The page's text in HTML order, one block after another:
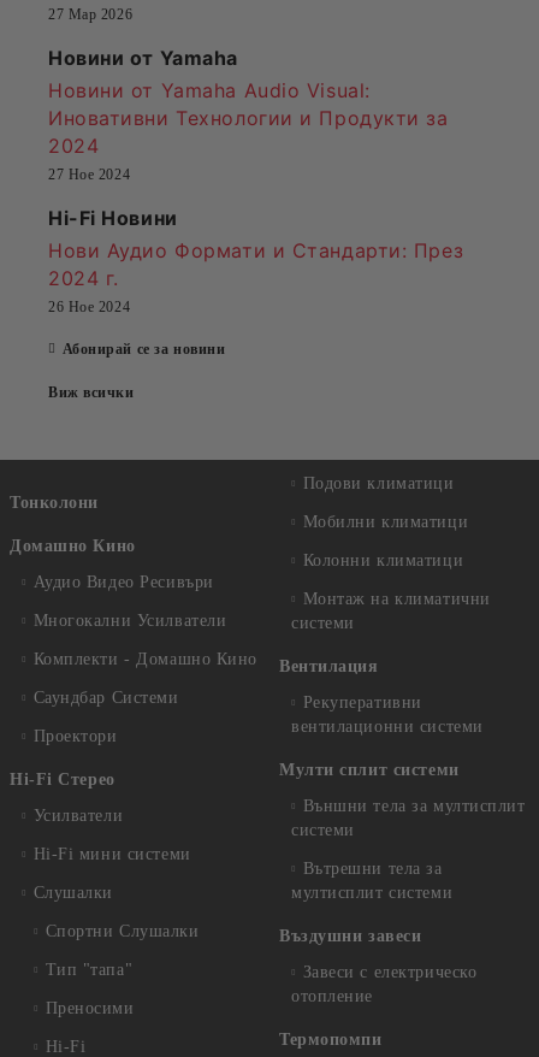
27 Мар 2026
Новини от Yamaha
Новини от Yamaha Audio Visual:
Иновативни Технологии и Продукти за
2024
27 Ное 2024
Hi-Fi Новини
Нови Аудио Формати и Стандарти: През
2024 г.
26 Ное 2024
Абонирай се за новини
Виж всички
Тонколони
Домашно Кино
Аудио Видео Рeсивъри
Многокални Усилватели
Комплекти - Домашно Кино
Саундбар Системи
Проектори
Hi-Fi Стерео
Усилватели
Hi-Fi мини системи
Слушалки
Спортни Слушалки
Тип "тапа"
Преносими
Hi-Fi
Подови климатици
Мобилни климатици
Колонни климатици
Монтаж на климатични
системи
Вентилация
Рекуперативни
вентилационни системи
Мулти сплит системи
Външни тела за мултисплит
системи
Вътрешни тела за
мултисплит системи
Въздушни завеси
Завеси с електрическо
отопление
Термопомпи